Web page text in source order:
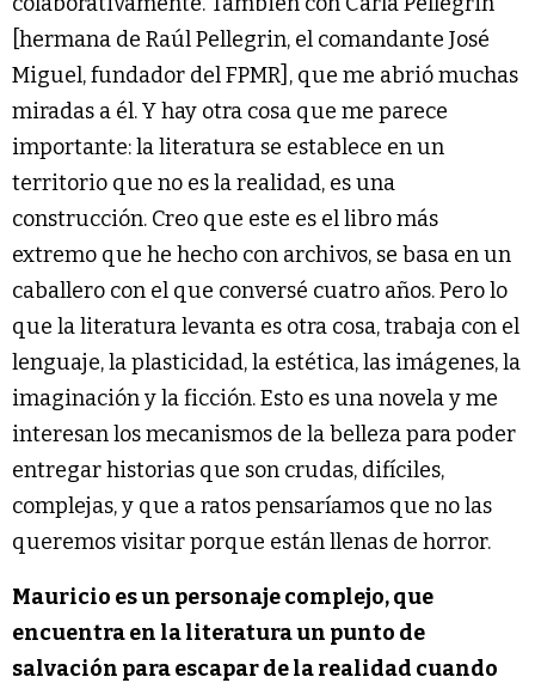
[hermana de Raúl Pellegrin, el comandante José
Miguel, fundador del FPMR], que me abrió muchas
miradas a él. Y hay otra cosa que me parece
importante: la literatura se establece en un
territorio que no es la realidad, es una
construcción. Creo que este es el libro más
extremo que he hecho con archivos, se basa en un
caballero con el que conversé cuatro años. Pero lo
que la literatura levanta es otra cosa, trabaja con el
lenguaje, la plasticidad, la estética, las imágenes, la
imaginación y la ficción. Esto es una novela y me
interesan los mecanismos de la belleza para poder
entregar historias que son crudas, difíciles,
complejas, y que a ratos pensaríamos que no las
queremos visitar porque están llenas de horror.
Mauricio es un personaje complejo, que
encuentra en la literatura un punto de
salvación para escapar de la realidad cuando